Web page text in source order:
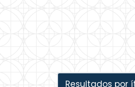
Resultados por